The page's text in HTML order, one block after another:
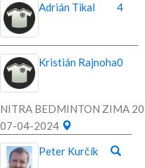
Adrián Tikal
4
Kristián Rajnoha0
NITRA BEDMINTON ZIMA
07-04-2024
Peter Kurčík